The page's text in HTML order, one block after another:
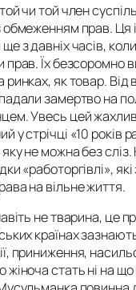
чи той член
прав. Ця
з давніх часів,
Їх безсоромно
як товар. Від
замертво на
Увесь цей
у стрічці «10 років
не можна без сліз.
«работоргівлі»,
на вільне життя.
не тварина, це
країнах
приниження,
стать ні на що